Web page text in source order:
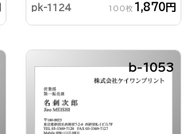
pk-1124 100枚 1,870円
b-1053